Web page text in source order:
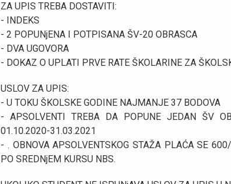
ZA UPIS TREBA DOSTAVITI:
- INDEKS
- 2 POPUNjENA I POTPISANA ŠV-20 OBRASCA
- DVA UGOVORA
- DOKAZ O UPLATI PRVE RATE ŠKOLARINE ZA
USLOV ZA UPIS:
- U TOKU ŠKOLSKE GODINE NAJMANJE 37 BODOVA
- APSOLVENTI TREBA DA POPUNE JEDAN ŠV
01.10.2020-31.03.2021
- . OBNOVA APSOLVENTSKOG STAŽA PLAĆA SE
PO SREDNjEM KURSU NBS.